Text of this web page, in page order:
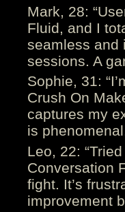
Mark, 28:
Fluid, and I
seamless and
sessions. A
Sophie, 31:
Crush On
captures my
is
Leo, 22:
Conversation
fight. It’s
improvement